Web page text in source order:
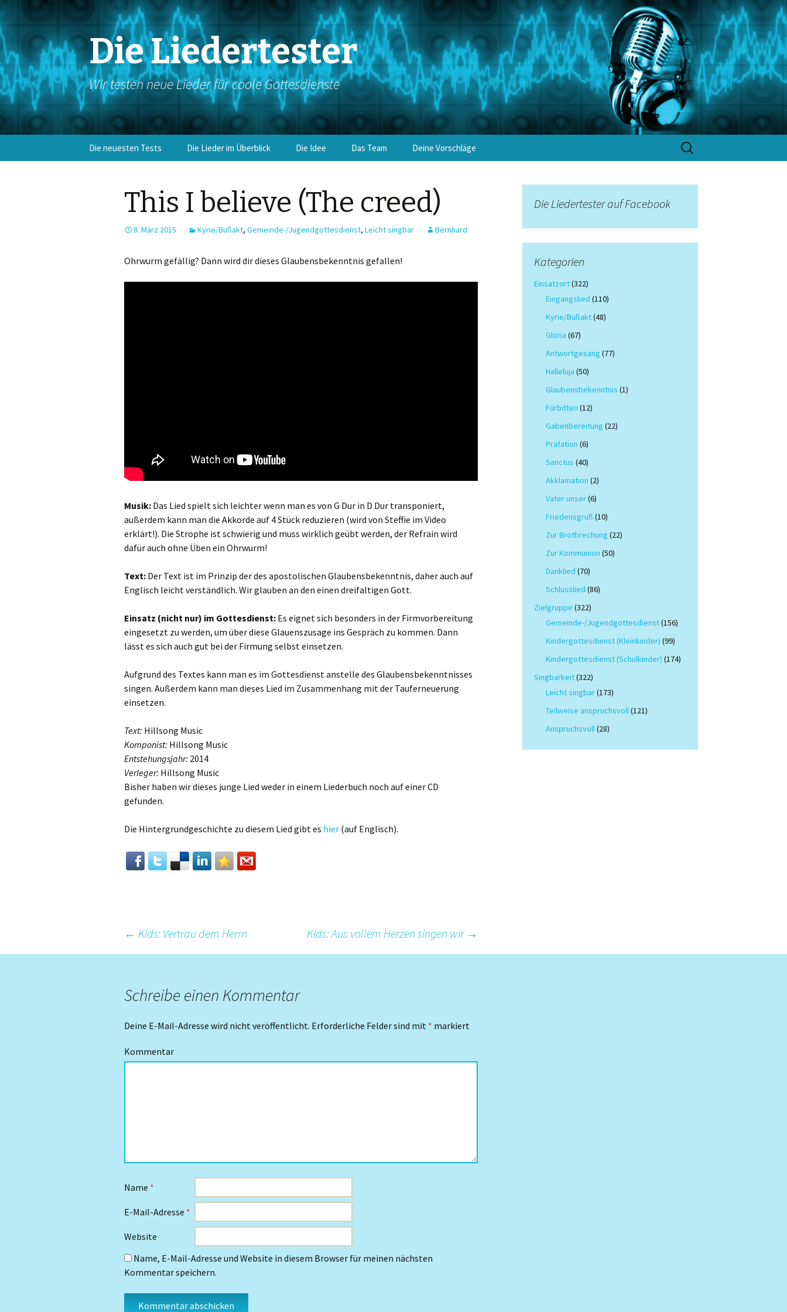
Die Liedertester
Wir testen neue Lieder für coole Gottesdienste
Die neuesten Tests Die Lieder im Überblick
Kyrie/Bußakt
Gloria
Halleluja
Friedensgruß
Zur Kommunion
Danklieder
Schlusslieder
Die Idee Das Team Deine Vorschläge
Suchen
nach:
This I believe (The creed)
8. März 2015 Kyrie/Bußakt, Gemeinde-/Jugendgottesdienst, Leicht singbar Bernhard
Ohrwurm gefällig? Dann wird dir dieses Glaubensbekenntnis gefallen!
Musik: Das Lied spielt sich leichter wenn man es von G Dur in D Dur transponiert,
außerdem kann man die Akkorde auf 4 Stück reduzieren (wird von Steffie im Video
erklärt!). Die Strophe ist schwierig und muss wirklich geübt werden, der Refrain wird
dafür auch ohne Üben ein Ohrwurm!
Text: Der Text ist im Prinzip der des apostolischen Glaubensbekenntnis, daher auch auf
Englisch leicht verständlich. Wir glauben an den einen dreifaltigen Gott.
Einsatz (nicht nur) im Gottesdienst: Es eignet sich besonders in der Firmvorbereitung
eingesetzt zu werden, um über diese Glauenszusage ins Gespräch zu kommen. Dann
lässt es sich auch gut bei der Firmung selbst einsetzen.
Aufgrund des Textes kann man es im Gottesdienst anstelle des Glaubensbekenntnisses
singen. Außerdem kann man dieses Lied im Zusammenhang mit der Tauferneuerung
einsetzen.
Text: Hillsong Music
Komponist: Hillsong Music
Entstehungsjahr: 2014
Verleger: Hillsong Music
Bisher haben wir dieses junge Lied weder in einem Liederbuch noch auf einer CD
gefunden.
Die Hintergrundgeschichte zu diesem Lied gibt es hier (auf Englisch).
← Kids: Vertrau dem Herrn Kids: Aus vollem Herzen singen wir →
Schreibe einen Kommentar
Deine E-Mail-Adresse wird nicht veröffentlicht. Erforderliche Felder sind mit * markiert
Kommentar
Name *
E-Mail-Adresse *
Website
Name, E-Mail-Adresse und Website in diesem Browser für meinen nächsten
Kommentar speichern.
Die Liedertester auf Facebook
Kategorien
Einsatzort(322)
Eingangslied (110)
Kyrie/Bußakt(48)
Gloria (67)
Antwortgesang (77)
Halleluja (50)
Glaubensbekenntnis (1)
Fürbitten (12)
Gabenbereitung (22)
Präfation (6)
Sanctus (40)
Akklamation (2)
Vater unser(6)
Friedensgruß (10)
Zur Brotbrechung (22)
Zur Kommunion (50)
Danklied (70)
Schlusslied (86)
Zielgruppe (322)
Gemeinde-/Jugendgottesdienst(156)
Kindergottesdienst (Kleinkinder) (99)
Kindergottesdienst (Schulkinder) (174)
Singbarkeit(322)
Leicht singbar(173)
Teilweise anspruchsvoll(121)
Anspruchsvoll(28)